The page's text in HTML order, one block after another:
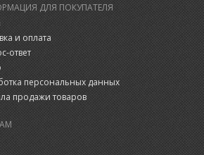
ДЛЯ ПОКУПАТЕЛЯ
и оплата
ответ
персональных данных
продажи товаров